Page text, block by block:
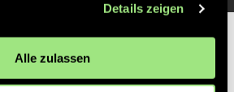
Details zeigen
Alle zulassen